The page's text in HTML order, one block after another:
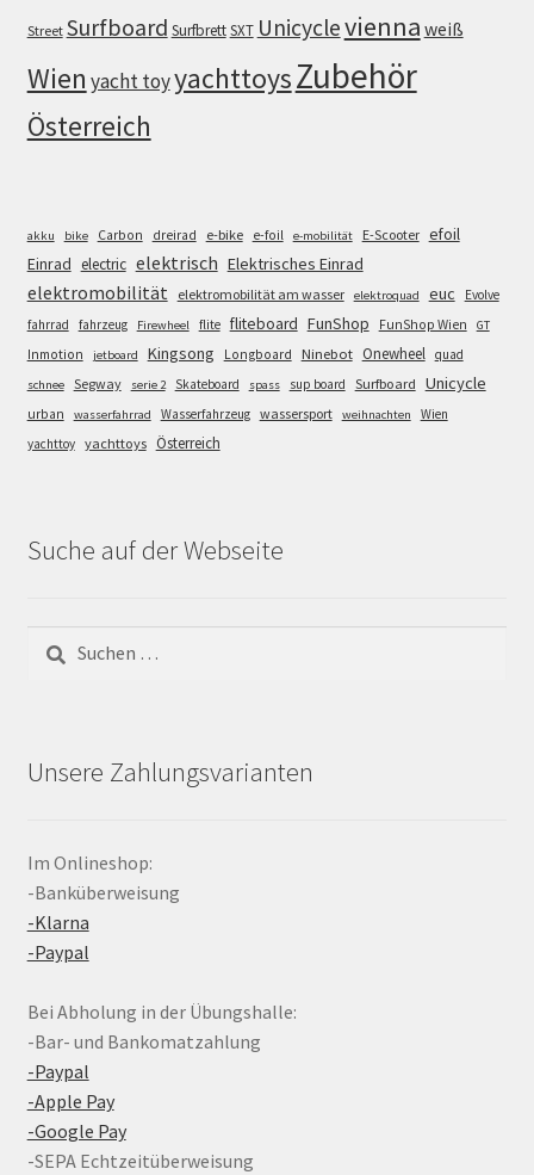
Street Surfboard SurfbrettSXT Unicyclevienna weiß
Wien yacht toyyachttoysZubehör
Österreich
akku bike Carbon dreirad e-bike e-foil e-mobilität E-Scooter efoil
Einrad electric elektrisch Elektrisches Einrad
elektromobilität elektromobilität am wasser elektroquad euc
Evolve
fahrrad
fahrzeug Firewheel flite fliteboard FunShop FunShop Wien GT
Inmotion jetboard Kingsong Longboard Ninebot Onewheel quad
schnee Segway serie 2 Skateboard spass sup board Surfboard Unicycle
urban wasserfahrrad Wasserfahrzeug wassersport weihnachten
Wien
yachttoy yachttoys Österreich
Suche auf der Webseite
nach:
Unsere Zahlungsvarianten
Im Onlineshop:
-Banküberweisung
-Klarna
-Paypal
Bei Abholung in der Übungshalle:
-Bar- und Bankomatzahlung
-Paypal
-Apple Pay
-Google Pay
-SEPA Echtzeitüberweisung